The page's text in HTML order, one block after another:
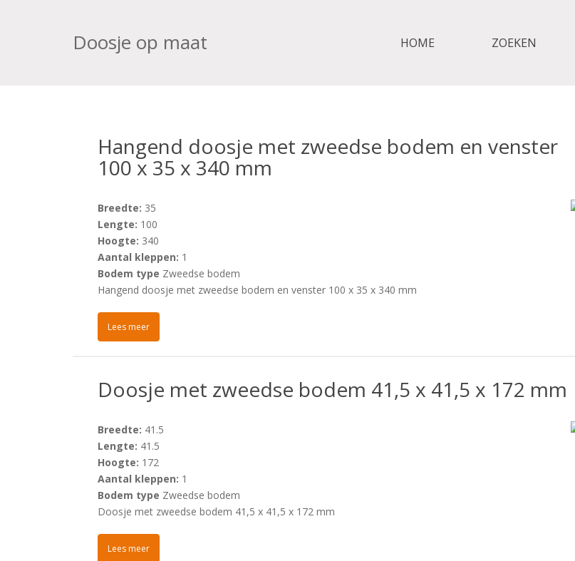
Doosje op maat HOME ZOEKEN
Hangend doosje met zweedse bodem en venster
100 x 35 x 340 mm
Breedte: 35
Lengte: 100
Hoogte: 340
Aantal kleppen: 1
Bodem type Zweedse bodem
Hangend doosje met zweedse bodem en venster 100 x 35 x 340 mm
Lees meer
Doosje met zweedse bodem 41,5 x 41,5 x 172 mm
Breedte: 41.5
Lengte: 41.5
Hoogte: 172
Aantal kleppen: 1
Bodem type Zweedse bodem
Doosje met zweedse bodem 41,5 x 41,5 x 172 mm
Lees meer